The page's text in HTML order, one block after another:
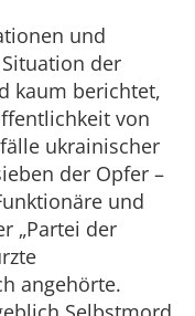
und
der
kaum berichtet,
von
ukrainischer
der Opfer –
und
„Partei der
angehörte.